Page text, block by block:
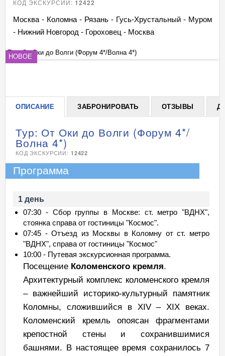
КОД ЭКСКУРСИИ: 12422
Москва - Коломна - Рязань - Гусь-Хрустальный - Муром
- Нижний Новгород - Гороховец - Москва
НОВОЕ
Тур: От Оки до Волги (Форум 4*/Волна 4*)
ОПИСАНИЕ ЗАБРОНИРОВАТЬ ОТЗЫВЫ
Тур: От Оки до Волги (Форум 4*/
Волна 4*)
КОД ЭКСКУРСИИ: 12422
Программа
1 день
07:30 - Сбор группы в Москве: ст. метро "ВДНХ",
стоянка справа от гостиницы "Космос".
07:45 - Отъезд из Москвы в Коломну от ст. метро
"ВДНХ", справа от гостиницы "Космос"
10:00 - Путевая экскурсионная программа.
Посещение Коломенского кремля.
Архитектурный комплекс коломенского кремля
– важнейший историко-культурный памятник
Коломны, сложившийся в XIV – XIX веках.
Коломенский кремль опоясан фрагментами
крепостной стены и сохранившимися
башнями. В настоящее время сохранилось 7